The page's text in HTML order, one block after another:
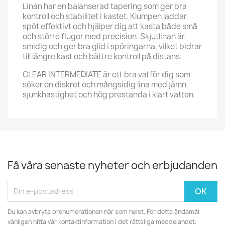
Linan har en balanserad tapering som ger bra
kontroll och stabilitet i kastet. Klumpen laddar
spöt effektivt och hjälper dig att kasta både små
och större flugor med precision. Skjutlinan är
smidig och ger bra glid i spöringarna, vilket bidrar
till längre kast och bättre kontroll på distans.
CLEAR INTERMEDIATE är ett bra val för dig som
söker en diskret och mångsidig lina med jämn
sjunkhastighet och hög prestanda i klart vatten.
Få våra senaste nyheter och erbjudanden
Du kan avbryta prenumerationen när som helst. För detta ändamål,
vänligen hitta vår kontaktinformation i det rättsliga meddelandet.